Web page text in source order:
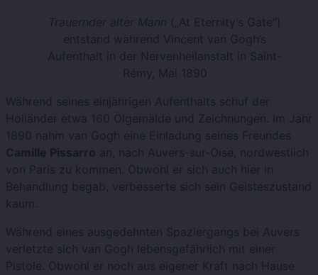
Trauernder alter Mann („At Eternity’s Gate“)
entstand während Vincent van Gogh’s
Aufenthalt in der Nervenheilanstalt in Saint-
Rémy, Mai 1890
Während seines einjährigen Aufenthalts schuf der
Holländer etwa 160 Ölgemälde und Zeichnungen. Im Jahr
1890 nahm van Gogh eine Einladung seines Freundes
Camille Pissarro an, nach Auvers-sur-Oise, nordwestlich
von Paris zu kommen. Obwohl er sich auch hier in
Behandlung begab, verbesserte sich sein Geisteszustand
kaum.
Während eines ausgedehnten Spaziergangs bei Auvers
verletzte sich van Gogh lebensgefährlich mit einer
Pistole. Obwohl er noch aus eigener Kraft nach Hause